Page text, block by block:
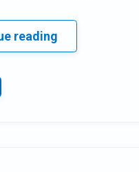
reading20
de